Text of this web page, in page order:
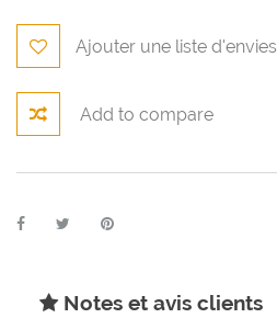
Ajouter une liste d'envies
Add to compare
Notes et avis clients